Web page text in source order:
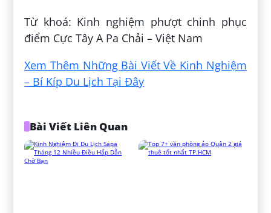
Từ khoá: Kinh nghiệm phượt chinh phục
điểm Cực Tây A Pa Chải – Việt Nam
Xem Thêm Những Bài Viết Về Kinh Nghiệm
– Bí Kíp Du Lịch Tại Đây
Bài Viết Liên Quan